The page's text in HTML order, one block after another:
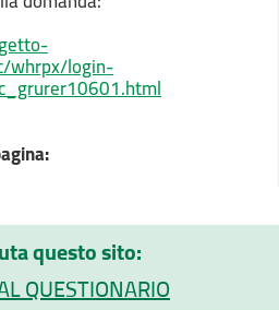
whrpx/login-
questo sito:
QUESTIONARIO